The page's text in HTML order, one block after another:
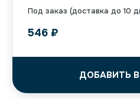
Под заказ (доставка до 10
546 ₽
ДОБАВИТЬ